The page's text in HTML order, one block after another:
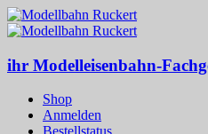
ihr Modelleisenbahn-
Shop
Anmelden